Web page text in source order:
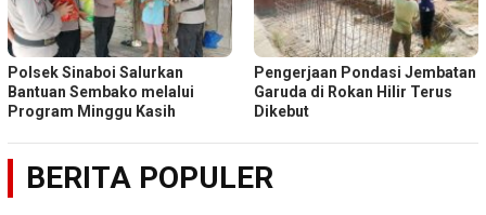
Polsek Sinaboi Salurkan
Bantuan Sembako melalui
Program Minggu Kasih
Pengerjaan Pondasi Jembatan
Garuda di Rokan Hilir Terus
Dikebut
BERITA POPULER